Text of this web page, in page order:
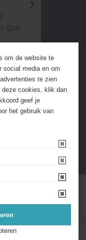
qua
next
om de website te
social media en om
te zien
deze cookies, klik dan
geef je
het gebruik van